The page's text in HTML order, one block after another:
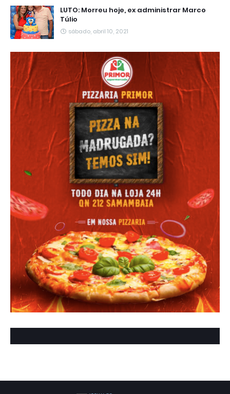
LUTO: Morreu hoje, ex administrar Marco
Túlio
sábado, abril 10, 2021